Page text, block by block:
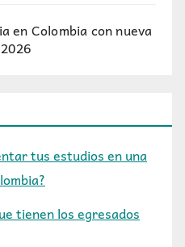
en Colombia con nueva
tus estudios en una
tienen los egresados